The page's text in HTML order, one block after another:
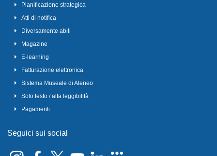
Pianificazione strategica
Atti di notifica
Diversamente abili
Magazine
E-learning
Fatturazione elettronica
Sistema Museale di Ateneo
Solo testo / alta leggibilità
Pagamenti
Seguici sui social